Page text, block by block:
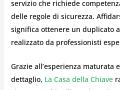
servizio che richiede
delle regole di sicurezza.
significa ottenere un duplicato
realizzato da professionisti
Grazie all’esperienza maturata
dettaglio, La Casa della Chiave